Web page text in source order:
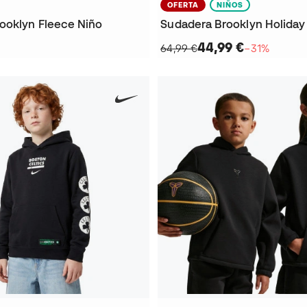
Fleece Niño
OFERTA NIÑOS
Sudadera Brooklyn
64,99 €44,99 €−31%